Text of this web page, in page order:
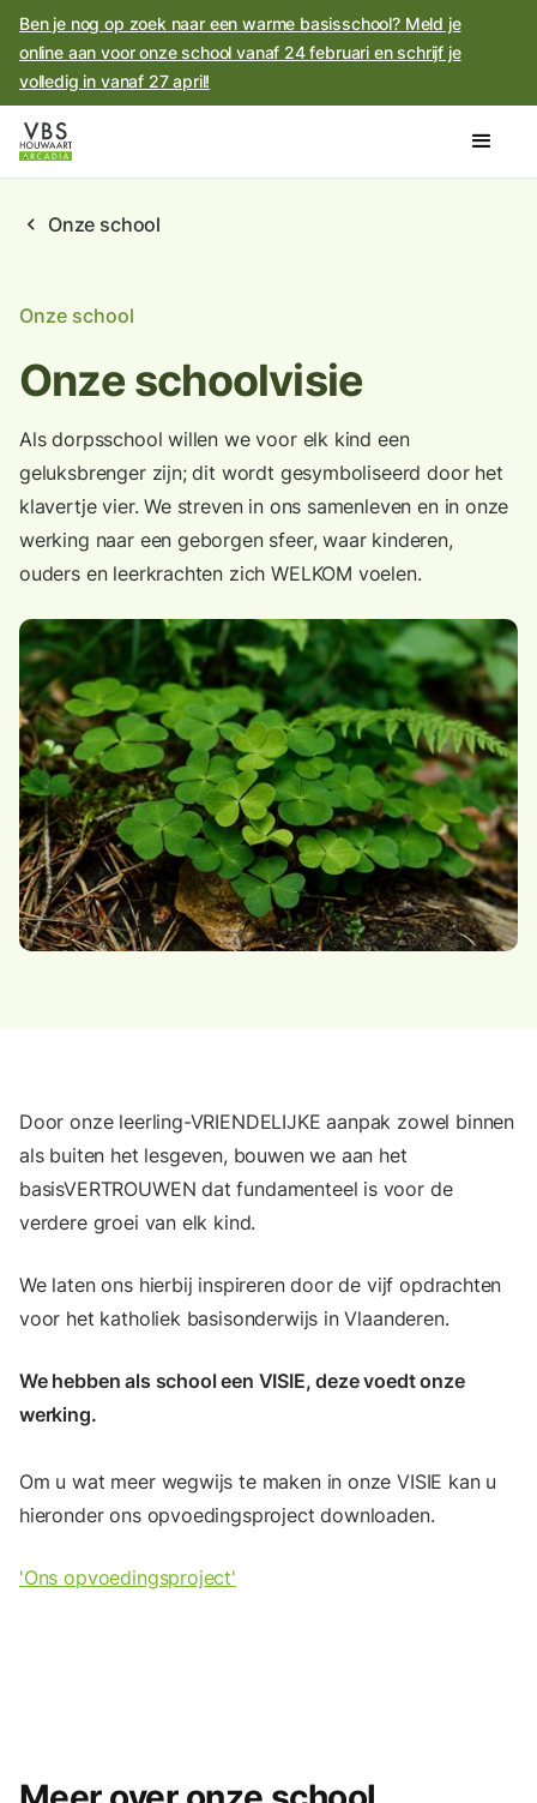
Ben je nog op zoek naar een warme basisschool? Meld je
online aan voor onze school vanaf 24 februari en schrijf je
volledig in vanaf 27 april!
chevron_left Onze school
Onze school
Onze schoolvisie
Als dorpsschool willen we voor elk kind een
geluksbrenger zijn; dit wordt gesymboliseerd door het
klavertje vier. We streven in ons samenleven en in onze
werking naar een geborgen sfeer, waar kinderen,
ouders en leerkrachten zich WELKOM voelen.
Door onze leerling-VRIENDELIJKE aanpak zowel binnen
als buiten het lesgeven, bouwen we aan het
basisVERTROUWEN dat fundamenteel is voor de
verdere groei van elk kind.
We laten ons hierbij inspireren door de vijf opdrachten
voor het katholiek basisonderwijs in Vlaanderen.
We hebben als school een VISIE, deze voedt onze
werking.
Om u wat meer wegwijs te maken in onze VISIE kan u
hieronder ons opvoedingsproject downloaden.
'Ons opvoedingsproject'